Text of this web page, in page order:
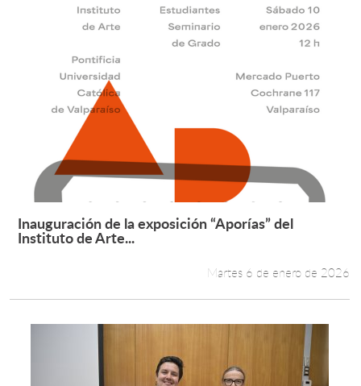
Leer más +
Inauguración de la exposición “Aporías” del
Instituto de Arte...
Martes 6 de enero de 2026